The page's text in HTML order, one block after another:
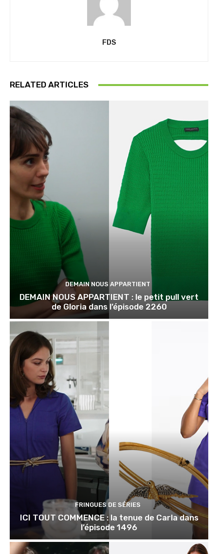
FDS
RELATED ARTICLES
DEMAIN NOUS APPARTIENT
DEMAIN NOUS APPARTIENT : le petit pull vert
de Gloria dans l’épisode 2260
FRINGUES DE SÉRIES
ICI TOUT COMMENCE : la tenue de Carla dans
l’épisode 1496